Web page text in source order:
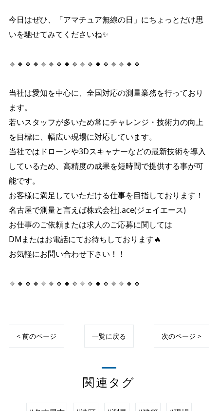
今日はぜひ、「アマチュア無線の日」にちょっとだけ思
いを馳せてみてくださいね✨
🔹🔸🔹🔸🔹🔸🔹🔸🔹🔸🔹🔸🔹🔸🔹🔸🔹
当社は愛知を中心に、全国対応の測量業務を行っており
ます。
若いスタッフが多いため常にチャレンジ・技術力の向上
を目標に、幅広い現場に対応しています。
当社ではドローンや3Dスキャナーなどの最新技術を導入
しているため、高精度の成果を短時間で提供する事が可
能です。
お客様に満足していただける仕事を目指しております！
名古屋で測量と言えば株式会社J.ace(ジェイエース)
お仕事のご依頼または求人のご応募に関しては
DMまたはお電話にてお待ちしております🔥
お気軽にお問い合わせ下さい！！
🔹🔸🔹🔸🔹🔸🔹🔸🔹🔸🔹🔸🔹🔸🔹🔸🔹
< 前のページ 一覧に戻る 次のページ >
関連タグ